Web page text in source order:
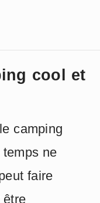
cool et
camping
ne
faire
être